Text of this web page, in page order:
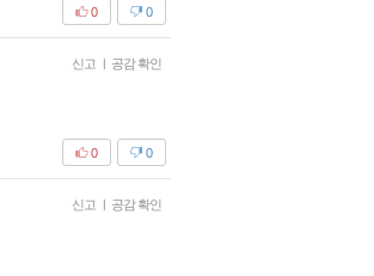
0
0
신고 | 공감 확인
0
0
신고 | 공감 확인